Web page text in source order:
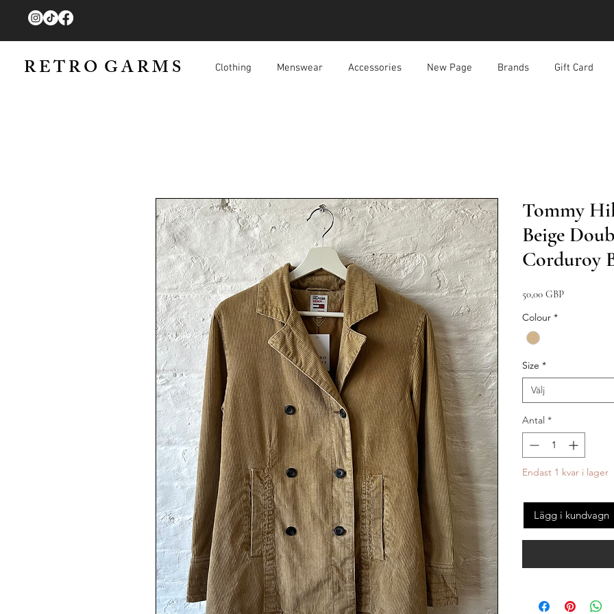
R E T R O G A R M S Clothing Menswear Accessories New Page Brands Gift Card
Tommy
Beige
Corduroy
50,00 GBPPris
Colour *
Size *
Välj
Antal *
Endast 1 kvar i lager
Lägg i kundvagn